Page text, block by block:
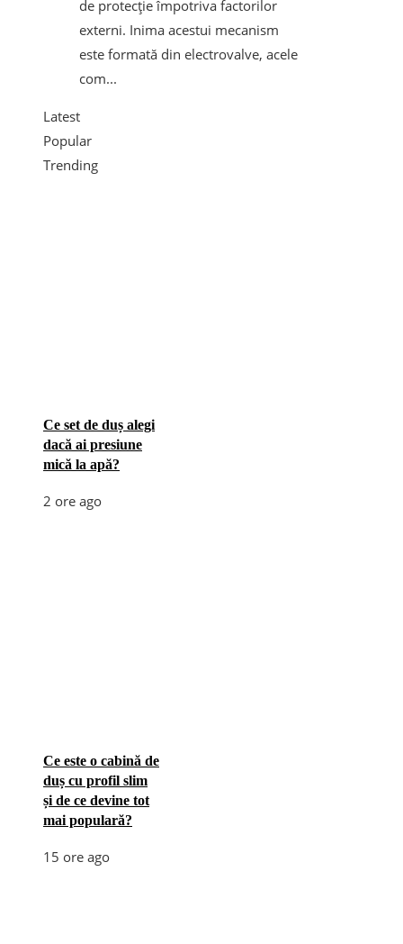
de protecție împotriva factorilor
externi. Inima acestui mecanism
este formată din electrovalve, acele
com...
Latest
Popular
Trending
Ce set de duș alegi
dacă ai presiune
mică la apă?
2 ore ago
Ce este o cabină de
duș cu profil slim
și de ce devine tot
mai populară?
15 ore ago